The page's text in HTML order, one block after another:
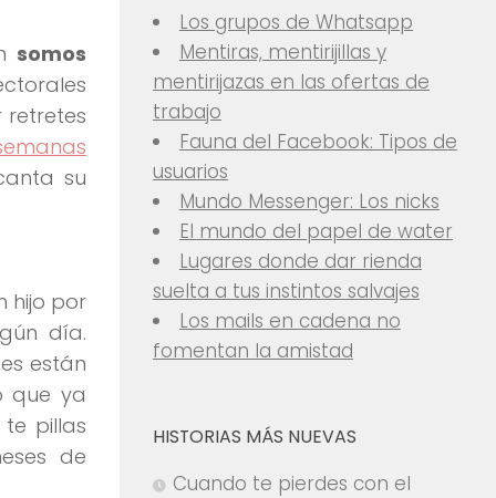
somos
retretes
su
hijo por
día.
están
que ya
pillas
de
Los grupos de Whatsapp
Mentiras, mentirijillas y
mentirijazas en las ofertas de
trabajo
Fauna del Facebook: Tipos de
usuarios
Mundo Messenger: Los nicks
El mundo del papel de water
Lugares donde dar rienda
suelta a tus instintos salvajes
Los mails en cadena no
fomentan la amistad
HISTORIAS MÁS NUEVAS
Cuando te pierdes con el